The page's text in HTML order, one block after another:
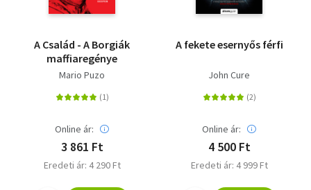
A Család - A Borgiák
maffiaregénye
Mario Puzo
Online ár:
3 861 Ft
Eredeti ár: 4 290 Ft
A fekete esernyős férfi
John Cure
Online ár:
4 500 Ft
Eredeti ár: 4 999 Ft